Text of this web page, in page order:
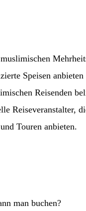
Speisen
Reisenden
Reiseveranstalter,
Touren anbieten.
man buchen?